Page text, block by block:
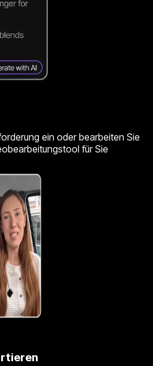
ein oder bearbeiten Sie
für Sie